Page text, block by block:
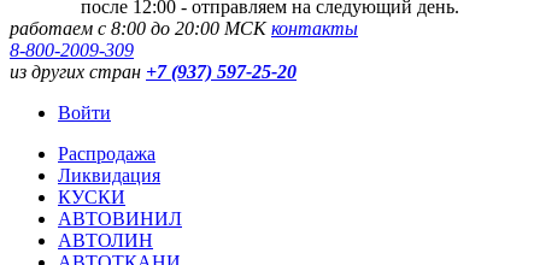
после 12:00 - отправляем на следующий день.
работаем с 8:00 до 20:00 МСКконтакты
8-800-2009-309
из других стран +7 (937) 597-25-20
Войти
Распродажа
Ликвидация
КУСКИ
АВТОВИНИЛ
АВТОЛИН